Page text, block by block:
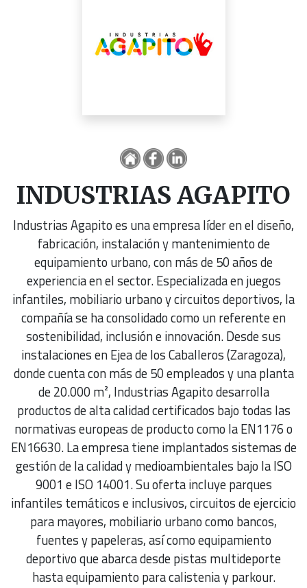
INDUSTRIAS AGAPITO
Industrias Agapito es una empresa líder en el diseño,
fabricación, instalación y mantenimiento de
equipamiento urbano, con más de 50 años de
experiencia en el sector. Especializada en juegos
infantiles, mobiliario urbano y circuitos deportivos, la
compañía se ha consolidado como un referente en
sostenibilidad, inclusión e innovación. Desde sus
instalaciones en Ejea de los Caballeros (Zaragoza),
donde cuenta con más de 50 empleados y una planta
de 20.000 m², Industrias Agapito desarrolla
productos de alta calidad certificados bajo todas las
normativas europeas de producto como la EN1176 o
EN16630. La empresa tiene implantados sistemas de
gestión de la calidad y medioambientales bajo la ISO
9001 e ISO 14001. Su oferta incluye parques
infantiles temáticos e inclusivos, circuitos de ejercicio
para mayores, mobiliario urbano como bancos,
fuentes y papeleras, así como equipamiento
deportivo que abarca desde pistas multideporte
hasta equipamiento para calistenia y parkour.